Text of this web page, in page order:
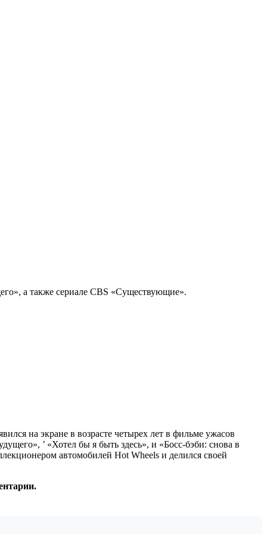
а также сериале CBS «Существующие».
на экране в возрасте четырех лет в фильме ужасов
’ «Хотел бы я быть здесь», и «Босс-бэби: снова в
автомобилей Hot Wheels и делился своей